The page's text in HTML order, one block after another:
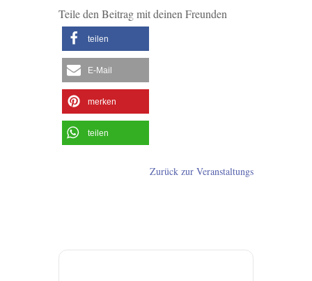
Teile den Beitrag mit deinen Freunden
teilen
E-Mail
merken
teilen
Zurück zur Veranstaltungs